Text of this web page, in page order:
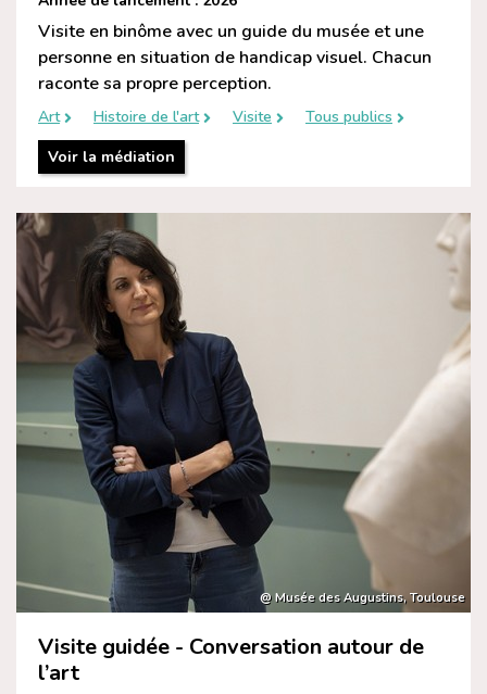
Visite en binôme avec un guide du musée et une
personne en situation de handicap visuel. Chacun
raconte sa propre perception.
Art Histoire de l'art Visite
Tous publics
Voir la médiation
@ Musée des Augustins, Toulouse
Visite guidée - Conversation autour de
l’art